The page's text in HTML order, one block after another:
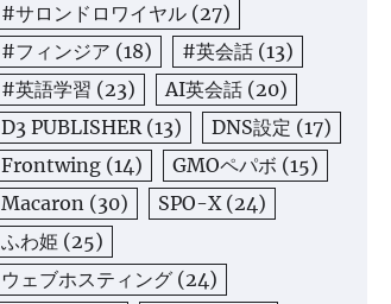
#サロンドロワイヤル (27)
#フィンジア (18) #英会話 (13)
#英語学習 (23) AI英会話 (20)
D3 PUBLISHER(13) DNS設定 (17)
Frontwing (14) GMOペパボ (15)
Macaron (30) SPO-X(24)
ふわ姫 (25)
ウェブホスティング (24)